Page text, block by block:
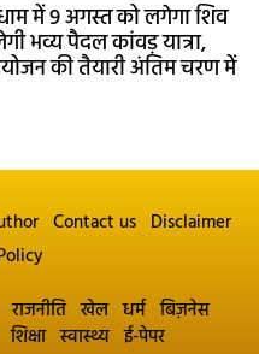
में 9 अगस्त को लगेगा शिव
भव्य पैदल कांवड़ यात्रा,
की तैयारी अंतिम चरण में
Contact us Disclaimer
राजनीति खेल धर्म बिज़नेस
शिक्षा स्वास्थ्य ई-पेपर